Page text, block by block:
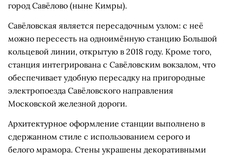
город Савёлово (ныне Кимры).
Савёловская является пересадочным узлом: с неё
можно пересесть на одноимённую станцию Большой
кольцевой линии, открытую в 2018 году. Кроме того,
станция интегрирована с Савёловским вокзалом, что
обеспечивает удобную пересадку на пригородные
электропоезда Савёловского направления
Московской железной дороги.
Архитектурное оформление станции выполнено в
сдержанном стиле с использованием серого и
белого мрамора. Стены украшены декоративными